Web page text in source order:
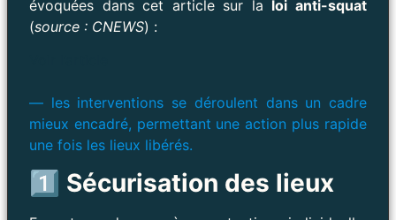
évoquées dans cet article sur la loi anti-squat
(source : CNEWS) :
— les interventions se déroulent dans un cadre
mieux encadré, permettant une action plus rapide
une fois les lieux libérés.
1️⃣ Sécurisation des lieux